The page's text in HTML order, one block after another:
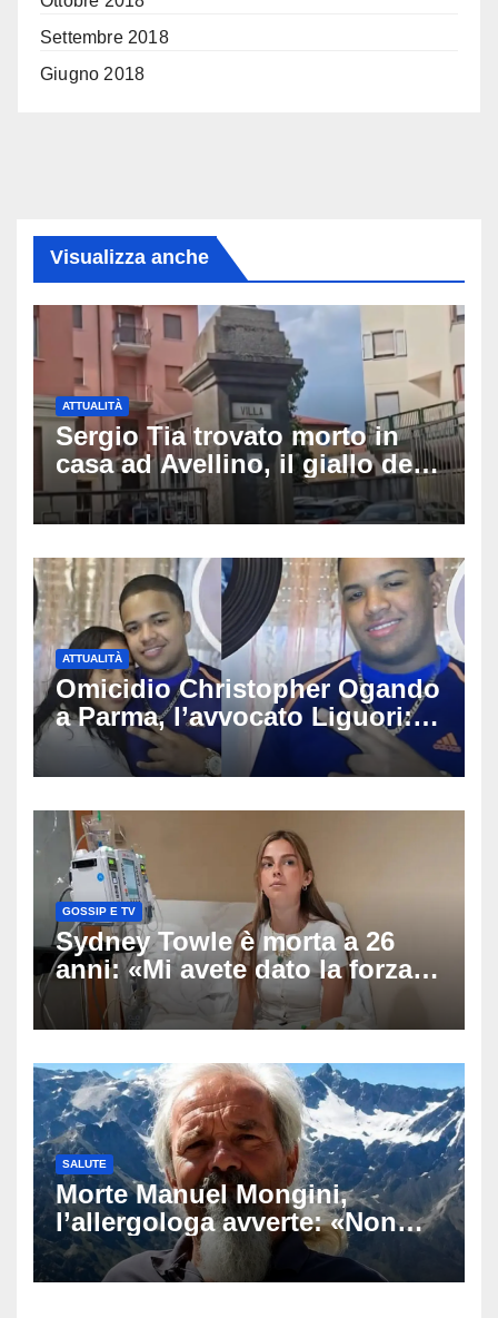
Settembre 2018
Giugno 2018
Visualizza anche
ATTUALITÀ
Sergio Tia trovato morto in
casa ad Avellino, il giallo della
porta socchiusa: disposta
l’autopsia
ATTUALITÀ
Omicidio Christopher Ogando
a Parma, l’avvocato Liguori:
«Ogni elemento va
approfondito fino in fondo»,
investigatori
GOSSIP E TV
Sydney Towle è morta a 26
anni: «Mi avete dato la forza
di andare avanti», l’ultimo
messaggio dell’influencer
SALUTE
Morte Manuel Mongini,
l’allergologa avverte: «Non
aspettate di sapere se siete
allergici»